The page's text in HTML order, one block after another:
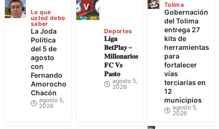
Lo que
usted debe
saber
La Joda
Política
del 5 de
agosto
con
Fernando
Amorocho
Chacón
agosto 5,
2026
Deportes
𝐋𝐢𝐠𝐚
𝐁𝐞𝐭𝐏𝐥𝐚𝐲 –
𝐌𝐢𝐥𝐥𝐨𝐧𝐚𝐫𝐢𝐨𝐬
𝐅𝐂 𝐕𝐬
𝐏𝐚𝐬𝐭𝐨
agosto 5,
2026
Tolima
Gobernación
del Tolima
entrega 27
kits de
herramientas
para
fortalecer
vías
terciarias en
12
municipios
agosto 5,
2026